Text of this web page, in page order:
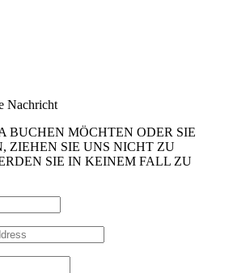
Nachricht
BUCHEN MÖCHTEN ODER SIE
ZIEHEN SIE UNS NICHT ZU
SIE IN KEINEM FALL ZU